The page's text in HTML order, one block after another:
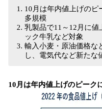
込
中
す
10月は年内値上げのピ
多規模
乳製品で11～12月に
ック牛乳など対象
輸入小麦・原油価格な
し、電気代など新たな
10月は年内値上げのピーク